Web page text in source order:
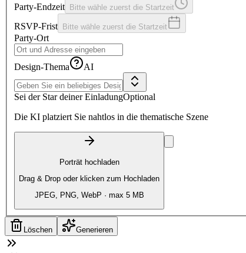
Party-Endzeit Bitte wähle zuerst die Startzeit
RSVP-Frist Bitte wähle zuerst die Startzeit
Party-Ort
Design-Thema AI
Sei der Star deiner EinladungOptional
Die KI platziert Sie nahtlos in die thematische Szene
Porträt hochladen
Drag & Drop oder klicken zum Hochladen
JPEG, PNG, WebP · max 5 MB
Löschen Generieren